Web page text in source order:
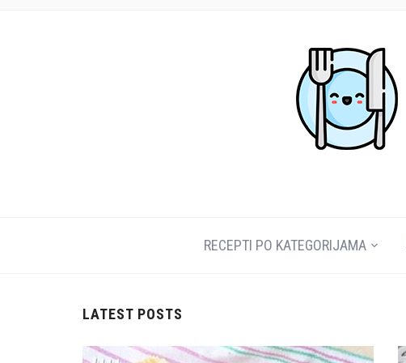
RECEPTI PO KATEGORIJAMA
LATEST POSTS